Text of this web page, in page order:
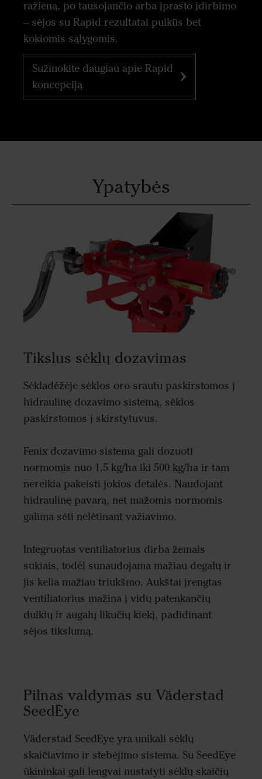
ražieną, po tausojančio arba įprasto įdirbimo
– sėjos su Rapid rezultatai puikūs bet
kokiomis sąlygomis.
Sužinokite daugiau apie Rapid
koncepciją
Ypatybės
Tikslus sėklų dozavimas
Sėkladėžėje sėklos oro srautu paskirstomos į
hidraulinę dozavimo sistemą, sėklos
paskirstomos į skirstytuvus.
Fenix dozavimo sistema gali dozuoti
normomis nuo 1,5 kg/ha iki 500 kg/ha ir tam
nereikia pakeisti jokios detalės. Naudojant
hidraulinę pavarą, net mažomis normomis
galima sėti nelėtinant važiavimo.
Integruotas ventiliatorius dirba žemais
sūkiais, todėl sunaudojama mažiau degalų ir
jis kelia mažiau triukšmo. Aukštai įrengtas
ventiliatorius mažina į vidų patenkančių
dulkių ir augalų likučių kiekį, padidinant
sėjos tikslumą.
Pilnas valdymas su Väderstad
SeedEye
Väderstad SeedEye yra unikali sėklų
skaičiavimo ir stebėjimo sistema. Su SeedEye
ūkininkai gali lengvai nustatyti sėklų skaičių